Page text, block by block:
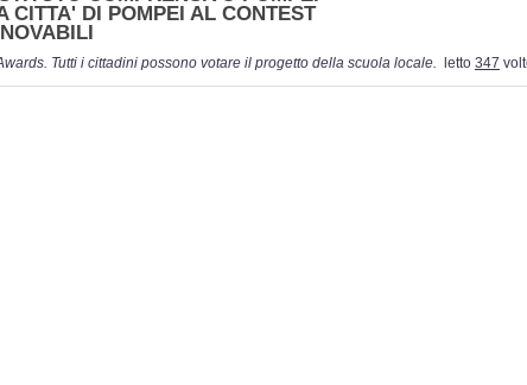
CITTA' DI POMPEI AL CONTEST
Tutti i cittadini possono votare il progetto della scuola locale. letto 347